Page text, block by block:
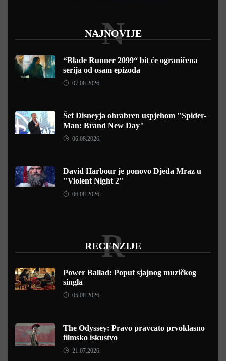
NAJNOVIJE
N
“Blade Runner 2099“ bit će ograničena
serija od osam epizoda
07.08.2026.
Šef Disneyja ohrabren uspjehom "Spider-
Man: Brand New Day"
06.08.2026.
David Harbour je ponovo Djeda Mraz u
"Violent Night 2"
06.08.2026.
RECENZIJE
R
Power Ballad: Poput sjajnog muzičkog
singla
05.08.2026.
The Odyssey: Pravo pravcato prvoklasno
filmsko iskustvo
21.07.2026.